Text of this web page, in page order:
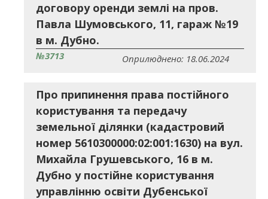
договору оренди землі на пров.
Павла Шумовського, 11, гараж №19
в м. Дубно.
№3713 Оприлюднено: 18.06.2024
Про припинення права постійного
користування та передачу
земельної ділянки (кадастровий
номер 5610300000:02:001:1630) на вул.
Михайла Грушевського, 16 в м.
Дубно у постійне користування
управлінню освіти Дубенської